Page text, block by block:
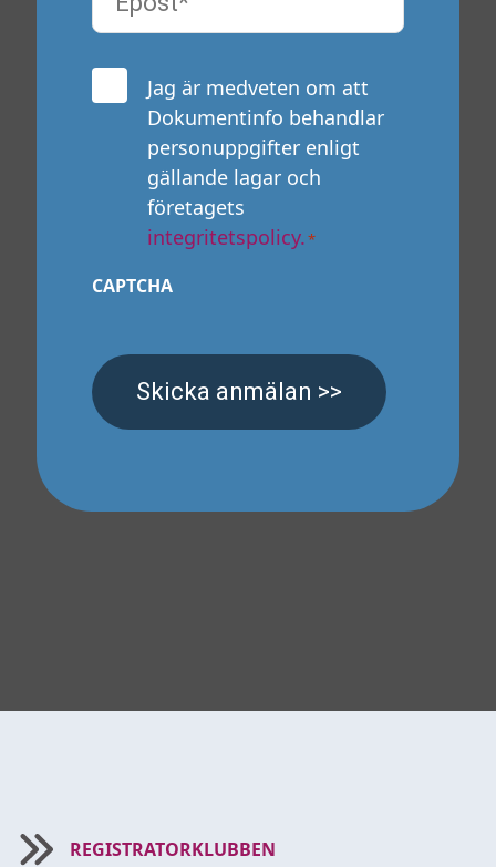
ä
l
e
o
s
Jag är medveten om att
Dokumentinfo behandlar
personuppgifter enligt
gällande lagar och
företagets
integritetspolicy.*
CAPTCHA
REGISTRATORKLUBBEN